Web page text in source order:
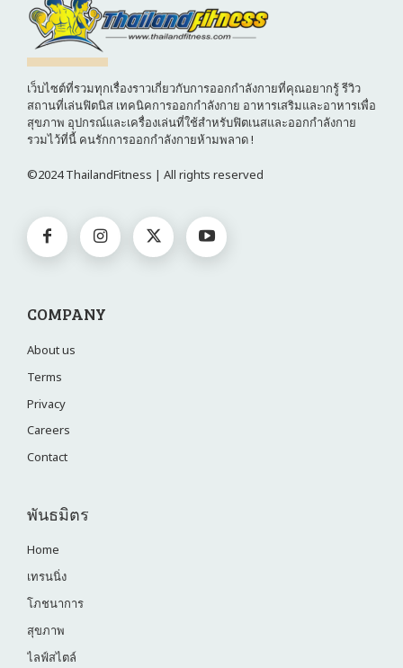
เว็บไซต์ที่รวมทุกเรื่องราวเกี่ยวกับการออกกำลังกายที่คุณอยากรู้ รีวิว
สถานที่เล่นฟิตนิส เทคนิคการออกกำลังกาย อาหารเสริมและอาหารเพื่อ
สุขภาพ อุปกรณ์และเครื่องเล่นที่ใช้สำหรับฟิตเนสและออกกำลังกาย
รวมไว้ที่นี้ คนรักการออกกำลังกายห้ามพลาด !
©2024 ThailandFitness | All rights reserved
COMPANY
About us
Terms
Privacy
Careers
Contact
พันธมิตร
Home
เทรนนิ่ง
โภชนาการ
สุขภาพ
ไลฟ์สไตล์